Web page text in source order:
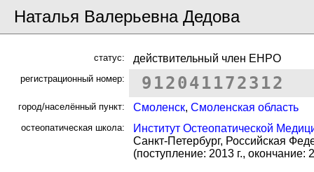
Наталья Валерьевна Дедова
статус: действительный член ЕНРО
регистрационный номер: 912041172312
город/населённый пункт: Смоленск, Смоленская область
остеопатическая школа:
Институт Остеопатической
Санкт-Петербург, Российская
(поступление: 2013 г., окончание: